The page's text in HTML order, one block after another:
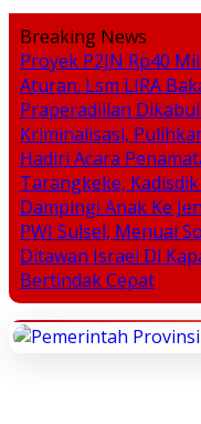
Breaking News
Proyek P2JN Rp40
Aturan. Lsm LIRA
Praperadiilan
Kriminalisasi,
Hadiri Acara
Tarangkeke,
Dampingi Anak Ke
PWI Sulsel, Menuai
Ditawan Israel Di
Bertindak Cepat